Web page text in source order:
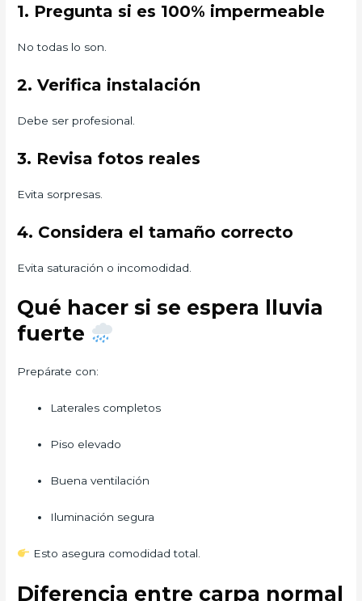
1. Pregunta si es 100% impermeable
No todas lo son.
2. Verifica instalación
Debe ser profesional.
3. Revisa fotos reales
Evita sorpresas.
4. Considera el tamaño correcto
Evita saturación o incomodidad.
Qué hacer si se espera lluvia
fuerte
Prepárate con:
Laterales completos
Piso elevado
Buena ventilación
Iluminación segura
Esto asegura comodidad total.
Diferencia entre carpa normal